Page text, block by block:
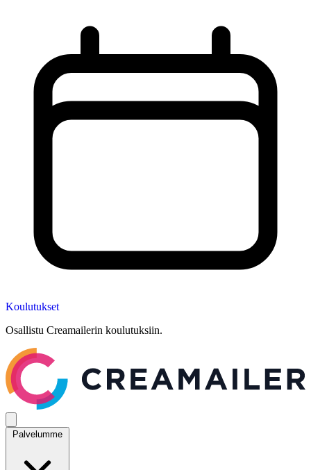
Koulutukset
Osallistu Creamailerin koulutuksiin.
Palvelumme